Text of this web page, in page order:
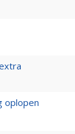
oplopen